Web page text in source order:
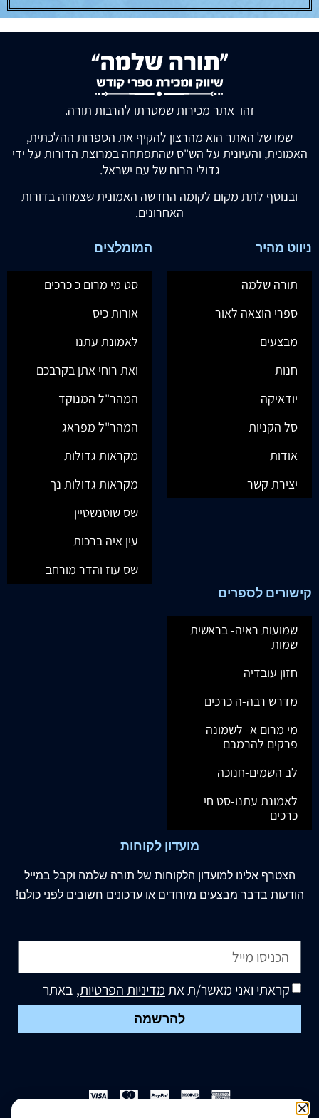
זהו אתר מכירות שמטרתו להרבות תורה.
שמו של האתר הוא מהרצון להקיף את הספרות ההלכתית,
האמונית, והעיונית על הש"ס שהתפתחה במרוצת הדורות על ידי
גדולי הרוח של עם ישראל.
ובנוסף לתת מקום לקומה החדשה האמונית שצמחה בדורות
האחרונים.
ניווט מהיר
תורה שלמה
ספרי הוצאה לאור
מבצעים
חנות
יודאיקה
סל הקניות
אודות
יצירת קשר
המומלצים
סט מי מרום כ כרכים
אורות כיס
לאמונת עתנו
ואת רוחי אתן בקרבכם
המהר"ל המנוקד
המהר"ל מפראג
מקראות גדולות
מקראות גדולות נך
שס שוטנשטיין
עין איה ברכות
שס עוז והדר מורחב
קישורים לספרים
שמועות ראיה- בראשית
שמות
חזון עובדיה
מדרש רבה-ה כרכים
מי מרום א- לשמונה
פרקים להרמבם
לב השמים-חנוכה
לאמונת עתנו-סט חי
כרכים
מועדון לקוחות
הצטרף אלינו למועדון הלקוחות של תורה שלמה וקבל במייל
הודעות בדבר מבצעים מיוחדים או עדכונים חשובים לפני כולם!
קראתי ואני מאשר/ת אתמדיניות הפרטיות, באתר
להרשמה